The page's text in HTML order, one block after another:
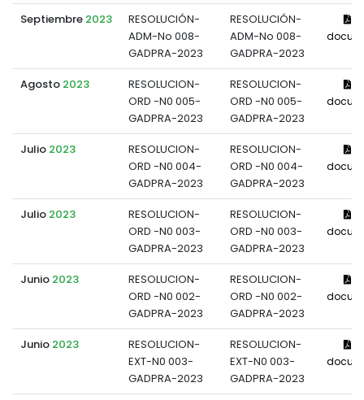
Septiembre 2023
RESOLUCIÓN-
ADM-No 008-
GADPRA-2023
RESOLUCIÓN-
ADM-No 008-
GADPRA-2023
Agosto 2023
RESOLUCION-
ORD -N0 005-
GADPRA-2023
RESOLUCION-
ORD -N0 005-
GADPRA-2023
Julio 2023
RESOLUCION-
ORD -N0 004-
GADPRA-2023
RESOLUCION-
ORD -N0 004-
GADPRA-2023
Julio 2023
RESOLUCION-
ORD -N0 003-
GADPRA-2023
RESOLUCION-
ORD -N0 003-
GADPRA-2023
Junio 2023
RESOLUCION-
ORD -N0 002-
GADPRA-2023
RESOLUCION-
ORD -N0 002-
GADPRA-2023
Junio 2023
RESOLUCION-
EXT-N0 003-
GADPRA-2023
RESOLUCION-
EXT-N0 003-
GADPRA-2023